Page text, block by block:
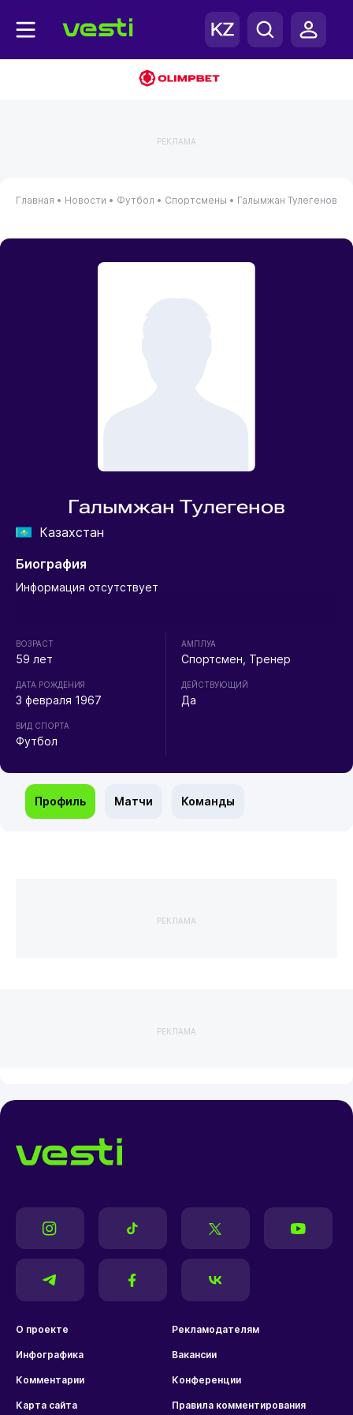
РЕКЛАМА
Главная • Новости • Футбол • Спортсмены • Галымжан Тулегенов
Галымжан Тулегенов
Казахстан
Биография
Информация отсутствует
ВОЗРАСТ
59 лет
ДАТА РОЖДЕНИЯ
3 февраля 1967
ВИД СПОРТА
Футбол
АМПЛУА
Спортсмен, Тренер
ДЕЙСТВУЮЩИЙ
Да
Профиль Матчи Команды
РЕКЛАМА
РЕКЛАМА
О проекте Рекламодателям
Инфографика Вакансии
Комментарии Конференции
Карта сайта Правила комментирования